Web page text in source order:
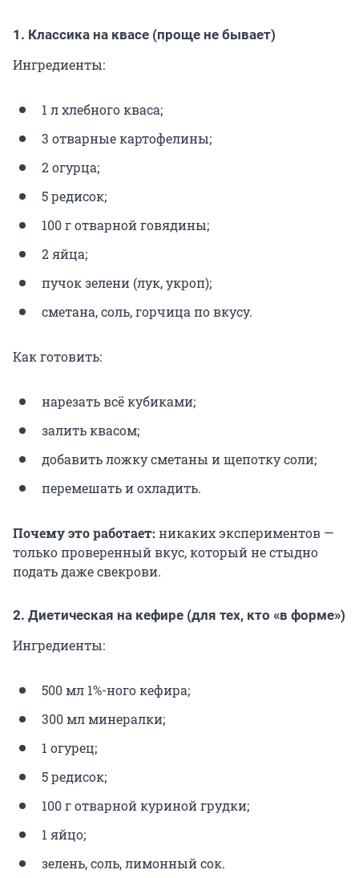
1. Классика на квасе (проще не бывает)
Ингредиенты:
1 л хлебного кваса;
3 отварные картофелины;
2 огурца;
5 редисок;
100 г отварной говядины;
2 яйца;
пучок зелени (лук, укроп);
сметана, соль, горчица по вкусу.
Как готовить:
нарезать всё кубиками;
залить квасом;
добавить ложку сметаны и щепотку соли;
перемешать и охладить.
Почему это работает: никаких экспериментов —
только проверенный вкус, который не стыдно
подать даже свекрови.
2. Диетическая на кефире (для тех, кто «в форме»)
Ингредиенты:
500 мл 1%-ного кефира;
300 мл минералки;
1 огурец;
5 редисок;
100 г отварной куриной грудки;
1 яйцо;
зелень, соль, лимонный сок.